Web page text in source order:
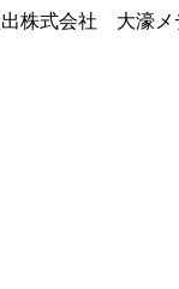
株式会社 大濠メ